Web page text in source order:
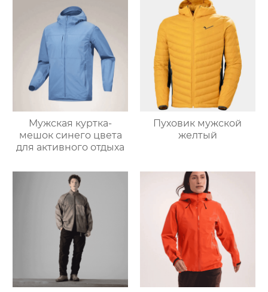
Мужская куртка-
мешок синего цвета
для активного отдыха
Пуховик мужской
желтый